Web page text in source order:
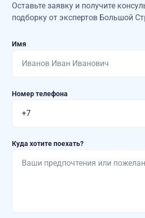
Оставьте заявку и получите
подборку от экспертов Большой
Имя
Номер телефона
Куда хотите поехать?